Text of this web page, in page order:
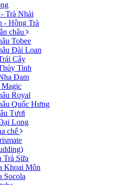
Trà Nhài
- Hồng Trà
châu
Tobee
Đài Loan
Cây
Tinh
Đam
Royal
Quốc Hưng
Tươi
Long
chế
Trà Sữa
Khoai Môn
Socola